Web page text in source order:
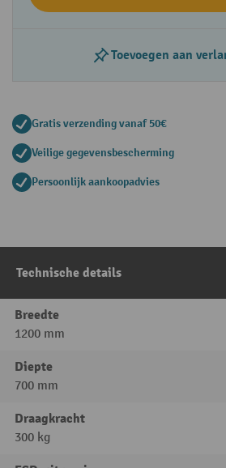
Toevoegen aan
Gratis verzending vanaf 50€
Veilige gegevensbescherming
Persoonlijk aankoopadvies
Technische details
Breedte
1200 mm
Diepte
700 mm
Draagkracht
300 kg